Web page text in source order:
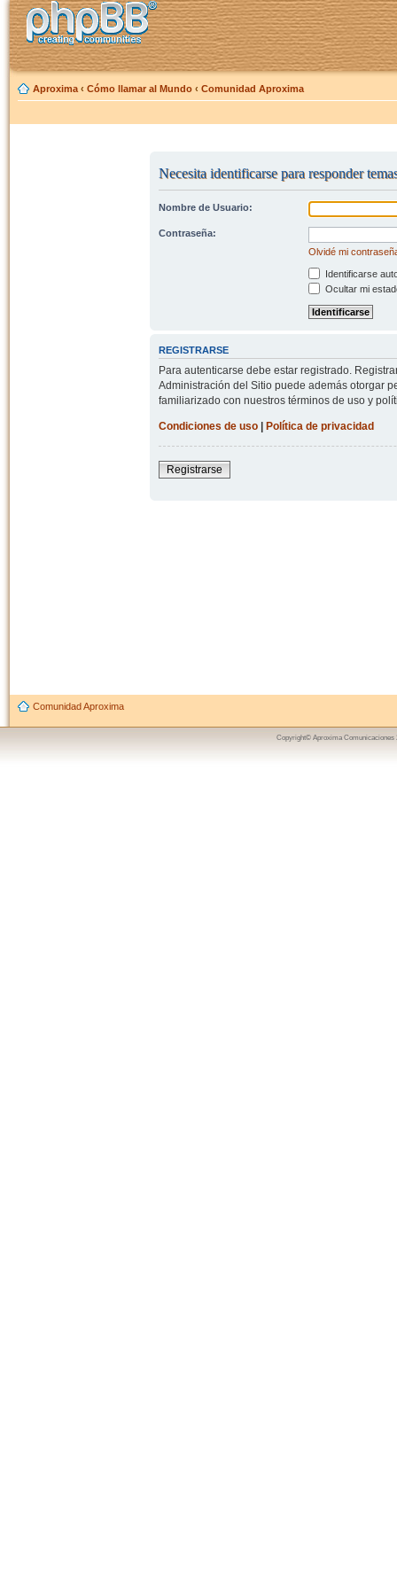
Aproxima ‹ Cómo llamar al Mundo ‹ Comunidad Aproxima
Necesita identificarse para responder
Nombre de Usuario:
Contraseña:
Olvidé mi
Identificarse
Ocultar mi
REGISTRARSE
Para autenticarse debe estar registrado.
Administración del Sitio puede además otorgar
familiarizado con nuestros términos de uso y
Condiciones de uso| Política de privacidad
Registrarse
Comunidad Aproxima
Copyright© Aproxima Comunicaciones